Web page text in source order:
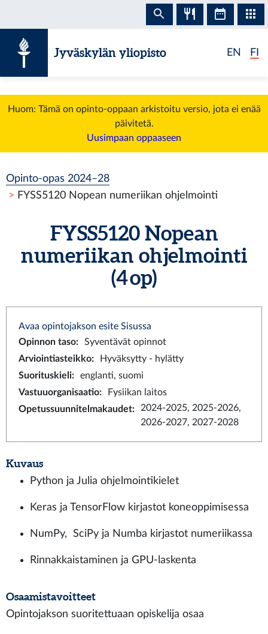
Jyväskylän yliopisto EN FI
Huom: Tämä on opinto-oppaan arkistoitu versio, jota ei enää
päivitetä.
Uusimpaan oppaaseen
Opinto-opas 2024–28
FYSS5120 Nopean numeriikan ohjelmointi
FYSS5120 Nopean
numeriikan ohjelmointi
(4 op)
Avaa opintojakson esite Sisussa
Opinnon taso:
Syventävät opinnot
Arviointiasteikko:
Hyväksytty - hylätty
Suorituskieli:
englanti, suomi
Vastuuorganisaatio:
Fysiikan laitos
Opetussuunnitelmakaudet:
2024-2025, 2025-2026,
2026-2027, 2027-2028
Kuvaus
Python ja Julia ohjelmointikielet
Keras ja TensorFlow kirjastot koneoppimisessa
NumPy, SciPy ja Numba kirjastot numeriikassa
Rinnakkaistaminen ja GPU-laskenta
Osaamistavoitteet
Opintojakson suoritettuaan opiskelija osaa